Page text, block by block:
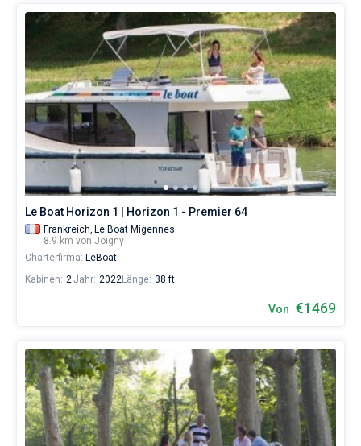
Le Boat Horizon 1 | Horizon 1 - Premier 64
Frankreich, Le Boat Migennes
8.9 km von Joigny
Charterfirma: LeBoat
Kabinen: 2Jahr: 2022Länge: 38 ft
Von €1469